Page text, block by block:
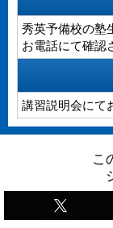
秀英予備校の塾
お電話にて確認
講習説明会にて
こ